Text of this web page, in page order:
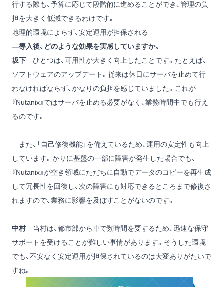
行する際も、予算に応じて段階的に進めることができ、管理の負
担を大きく低減できるわけです。
地理的環境によらず、安定運用が担保される
―導入後、どのような効果を実感していますか。
坂下 ひとつは、可用性が大きく向上したことです。たとえば、
ソフトウェアのアップデート。従来は休日にサーバを止めて行
わなければならず、かなりの負担を感じていました。これが
『Nutanix』ではサーバを止める必要がなく、業務時間中でも行え
るのです。
また、「自己修復機能」を備えているため、運用の安定性も向上
しています。かりに基盤の一部に障害が発生した場合でも、
『Nutanix』が空き領域にただちに自動でデータのコピーを再生成
して冗長性を回復し、次の障害にも対応できるところまで修復さ
れますので、業務に影響を及ぼすことがないのです。
中村当村は、都市部から車で数時間を要するため、迅速な保守
サポートを受けることが難しい事情があります。そうした環境
でも、不安なく安定運用が担保されているのは大変ありがたいで
すね。